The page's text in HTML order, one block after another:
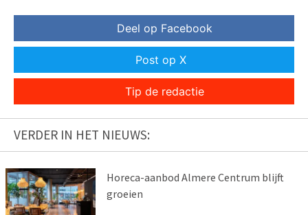
Deel op Facebook
Post op X
Tip de redactie
VERDER IN HET NIEUWS:
Horeca-aanbod Almere Centrum blijft
groeien